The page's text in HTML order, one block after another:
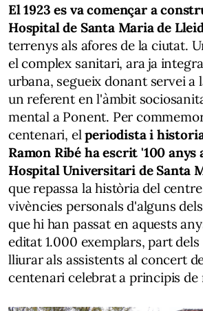
El 1923 es va començar a
Hospital de Santa Maria de
terrenys als afores de la ciutat.
el complex sanitari, ara ja
urbana, segueix donant servei a
un referent en l'àmbit
mental a Ponent. Per
centenari, elperiodista i
Ramon Ribé ha escrit '100
Hospital Universitari de Santa
que repassa la història del
vivències personals d'alguns
que hi han passat en aquests
editat 1.000 exemplars, part dels
lliurar als assistents al concert
centenari celebrat a principis de